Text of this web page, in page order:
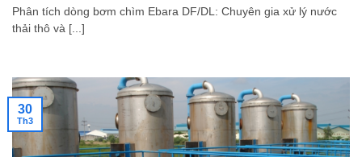
Phân tích dòng bơm chìm Ebara DF/DL: Chuyên gia xử lý nước
thải thô và [...]
30
Th3